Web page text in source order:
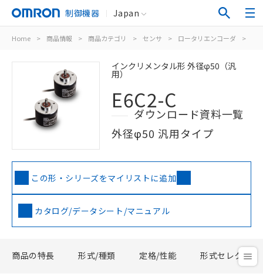
制御機器 Japan
Home > 商品情報 > 商品カテゴリ > センサ > ロータリエンコーダ >
インクリメンタル形 外径φ50（汎
用）
E6C2-C
ダウンロード資料一覧
外径φ50 汎用タイプ
この形・シリーズをマイリストに追加
カタログ/データシート/マニュアル
商品の特長 形式/種類 定格/性能 形式セレクタ